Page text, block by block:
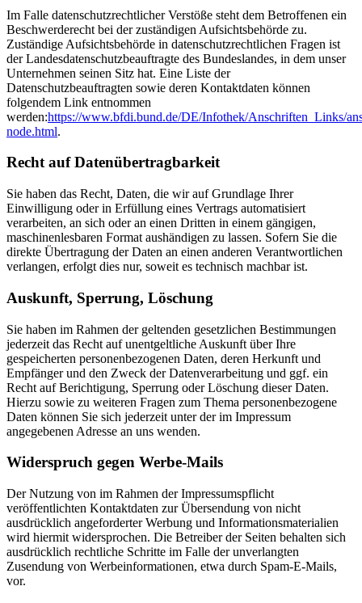
Im Falle datenschutzrechtlicher Verstöße steht dem Betroffenen ein
Beschwerderecht bei der zuständigen Aufsichtsbehörde zu.
Zuständige Aufsichtsbehörde in datenschutzrechtlichen Fragen ist
der Landesdatenschutzbeauftragte des Bundeslandes, in dem unser
Unternehmen seinen Sitz hat. Eine Liste der
Datenschutzbeauftragten sowie deren Kontaktdaten können
folgendem Link entnommen
werden:https://www.bfdi.bund.de/DE/Infothek/Anschriften_Links/
node.html.
Recht auf Datenübertragbarkeit
Sie haben das Recht, Daten, die wir auf Grundlage Ihrer
Einwilligung oder in Erfüllung eines Vertrags automatisiert
verarbeiten, an sich oder an einen Dritten in einem gängigen,
maschinenlesbaren Format aushändigen zu lassen. Sofern Sie die
direkte Übertragung der Daten an einen anderen Verantwortlichen
verlangen, erfolgt dies nur, soweit es technisch machbar ist.
Auskunft, Sperrung, Löschung
Sie haben im Rahmen der geltenden gesetzlichen Bestimmungen
jederzeit das Recht auf unentgeltliche Auskunft über Ihre
gespeicherten personenbezogenen Daten, deren Herkunft und
Empfänger und den Zweck der Datenverarbeitung und ggf. ein
Recht auf Berichtigung, Sperrung oder Löschung dieser Daten.
Hierzu sowie zu weiteren Fragen zum Thema personenbezogene
Daten können Sie sich jederzeit unter der im Impressum
angegebenen Adresse an uns wenden.
Widerspruch gegen Werbe-Mails
Der Nutzung von im Rahmen der Impressumspflicht
veröffentlichten Kontaktdaten zur Übersendung von nicht
ausdrücklich angeforderter Werbung und Informationsmaterialien
wird hiermit widersprochen. Die Betreiber der Seiten behalten sich
ausdrücklich rechtliche Schritte im Falle der unverlangten
Zusendung von Werbeinformationen, etwa durch Spam-E-Mails,
vor.